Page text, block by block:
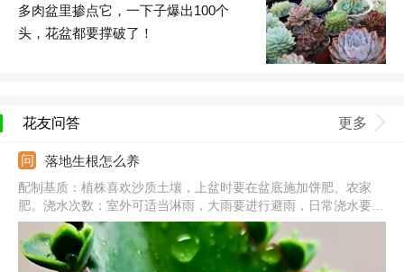
多肉盆里掺点它，一下子爆出100个
头，花盆都要撑破了！
花友问答 更多
落地生根怎么养
配制基质：植株喜欢沙质土壤，上盆时要在盆底施加饼肥、农家
肥。浇水次数：室外可适当淋雨，大雨要进行避雨，日常浇水要宁
干勿湿。繁殖方式：繁殖容易，叶片边缘会长出小芽，当它掉落到
盆土后就会生根。注意事项：生长期应保证充足的光照，若养护期
间采光条件差，叶子就会变薄。